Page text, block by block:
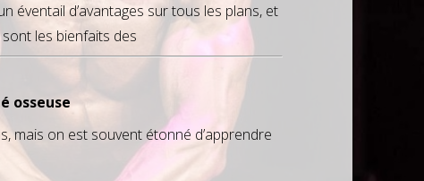
éventail d’avantages sur tous les plans, et
les bienfaits des
osseuse
mais on est souvent étonné d’apprendre